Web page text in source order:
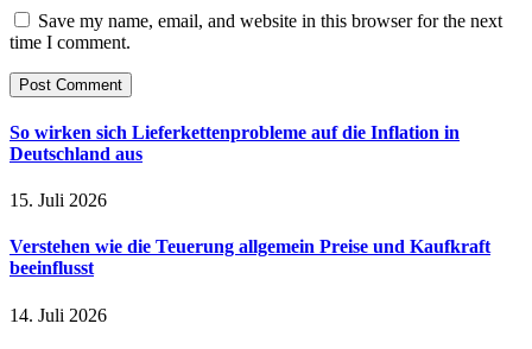
Save my name, email, and website in this browser for the next
time I comment.
So wirken sich Lieferkettenprobleme auf die Inflation in
Deutschland aus
15. Juli 2026
Verstehen wie die Teuerung allgemein Preise und Kaufkraft
beeinflusst
14. Juli 2026